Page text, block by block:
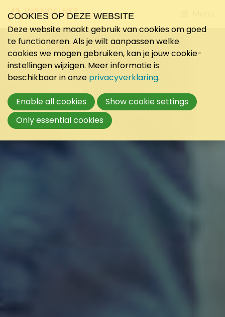
to
COOKIES OP DEZE WEBSITE
Deze website maakt gebruik van cookies om goed
te functioneren. Als je wilt aanpassen welke
cookies we mogen gebruiken, kan je jouw cookie-
instellingen wijzigen. Meer informatie is
beschikbaar in onze privacyverklaring.
Enable all cookies
Show cookie settings
Only essential cookies